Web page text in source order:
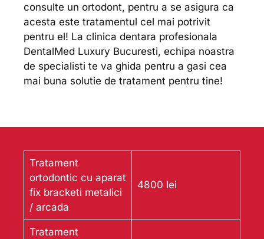
consulte un ortodont, pentru a se asigura ca
acesta este tratamentul cel mai potrivit
pentru el! La clinica dentara profesionala
DentalMed Luxury Bucuresti, echipa noastra
de specialisti te va ghida pentru a gasi cea
mai buna solutie de tratament pentru tine!
Tratament
ortodontic cu aparat
fix bracketi metalici
/ arcada
4800 lei
Tratament